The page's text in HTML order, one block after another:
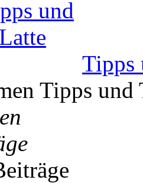
Tipps
Tipps